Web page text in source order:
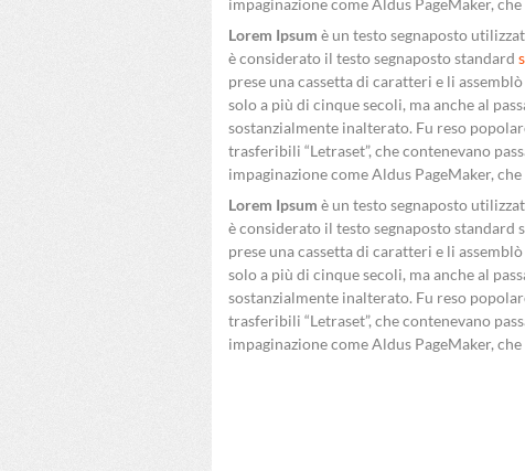
impaginazione come Aldus PageMaker,
Lorem Ipsum è un testo segnaposto
è considerato il testo segnaposto standard
prese una cassetta di caratteri e li
solo a più di cinque secoli, ma anche al
sostanzialmente inalterato. Fu reso
trasferibili “Letraset”, che contenevano
impaginazione come Aldus PageMaker,
Lorem Ipsum è un testo segnaposto
è considerato il testo segnaposto
prese una cassetta di caratteri e li
solo a più di cinque secoli, ma anche al
sostanzialmente inalterato. Fu reso
trasferibili “Letraset”, che contenevano
impaginazione come Aldus PageMaker,